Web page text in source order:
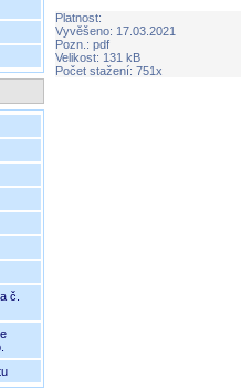
č.
Platnost:
Vyvěšeno: 17.03.2021
Pozn.: pdf
Velikost: 131 kB
Počet stažení: 751x